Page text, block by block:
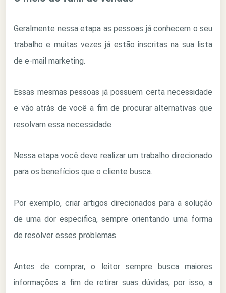
Geralmente nessa etapa as pessoas já conhecem o seu
trabalho e muitas vezes já estão inscritas na sua lista
de e-mail marketing.
Essas mesmas pessoas já possuem certa necessidade
e vão atrás de você a fim de procurar alternativas que
resolvam essa necessidade.
Nessa etapa você deve realizar um trabalho direcionado
para os benefícios que o cliente busca.
Por exemplo, criar artigos direcionados para a solução
de uma dor especifica, sempre orientando uma forma
de resolver esses problemas.
Antes de comprar, o leitor sempre busca maiores
informações a fim de retirar suas dúvidas, por isso, a